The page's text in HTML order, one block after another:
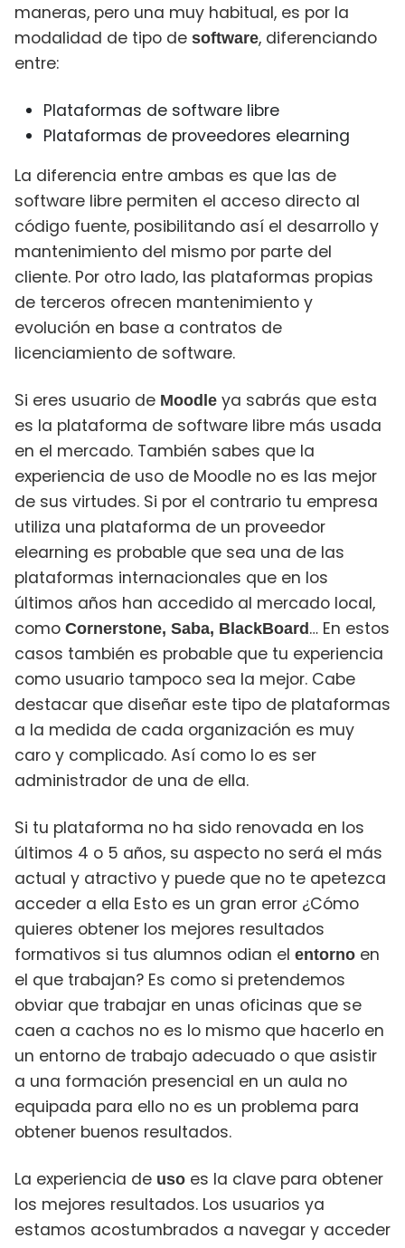
maneras, pero una muy habitual, es por la
modalidad de tipo de software, diferenciando
entre:
Plataformas de software libre
Plataformas de proveedores elearning
La diferencia entre ambas es que las de
software libre permiten el acceso directo al
código fuente, posibilitando así el desarrollo y
mantenimiento del mismo por parte del
cliente. Por otro lado, las plataformas propias
de terceros ofrecen mantenimiento y
evolución en base a contratos de
licenciamiento de software.
Si eres usuario de Moodle ya sabrás que esta
es la plataforma de software libre más usada
en el mercado. También sabes que la
experiencia de uso de Moodle no es las mejor
de sus virtudes. Si por el contrario tu empresa
utiliza una plataforma de un proveedor
elearning es probable que sea una de las
plataformas internacionales que en los
últimos años han accedido al mercado local,
como Cornerstone, Saba, BlackBoard … En estos
casos también es probable que tu experiencia
como usuario tampoco sea la mejor. Cabe
destacar que diseñar este tipo de plataformas
a la medida de cada organización es muy
caro y complicado. Así como lo es ser
administrador de una de ella.
Si tu plataforma no ha sido renovada en los
últimos 4 o 5 años, su aspecto no será el más
actual y atractivo y puede que no te apetezca
acceder a ella Esto es un gran error ¿Cómo
quieres obtener los mejores resultados
formativos si tus alumnos odian el entorno en
el que trabajan? Es como si pretendemos
obviar que trabajar en unas oficinas que se
caen a cachos no es lo mismo que hacerlo en
un entorno de trabajo adecuado o que asistir
a una formación presencial en un aula no
equipada para ello no es un problema para
obtener buenos resultados.
La experiencia de uso es la clave para obtener
los mejores resultados. Los usuarios ya
estamos acostumbrados a navegar y acceder